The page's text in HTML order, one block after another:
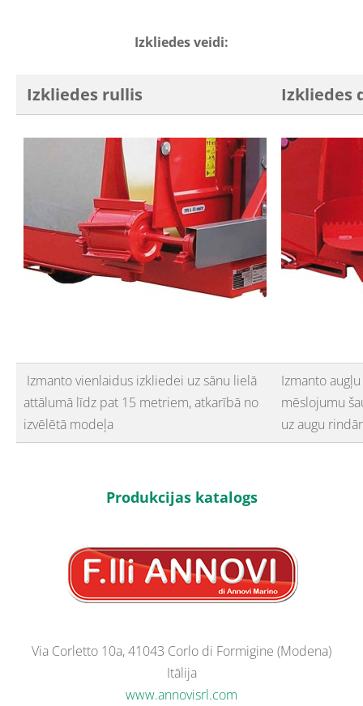
Izkliedes veidi:
Izkliedes rullis Izkliedes
Izmanto vienlaidus izkliedei uz sānu lielā
attālumā līdz pat 15 metriem, atkarībā no
izvēlētā modeļa
Izmanto
mēslojumu
uz augu
Produkcijas katalogs
Via Corletto 10a, 41043 Corlo di Formigine (Modena)
Itālija
www.annovisrl.com